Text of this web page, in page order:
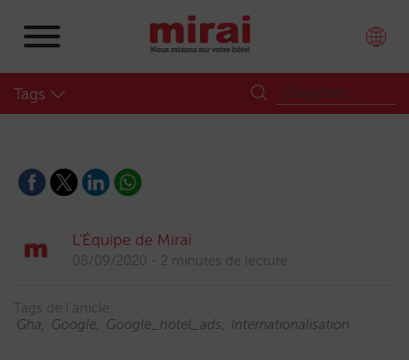
Tags
L'Équipe de Mirai
08/09/2020 2 minutes de lecture
Tags de l'article:
Gha
Google Google_hotel_ads Internationalisation